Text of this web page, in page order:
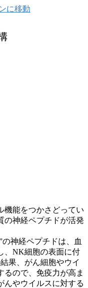
に移動
機能をつかさどってい
の神経ペプチドが活発
神経ペプチドは、血
、NK細胞の表面に付
果、がん細胞やウイ
るので、免疫力が高ま
んやウイルスに対する